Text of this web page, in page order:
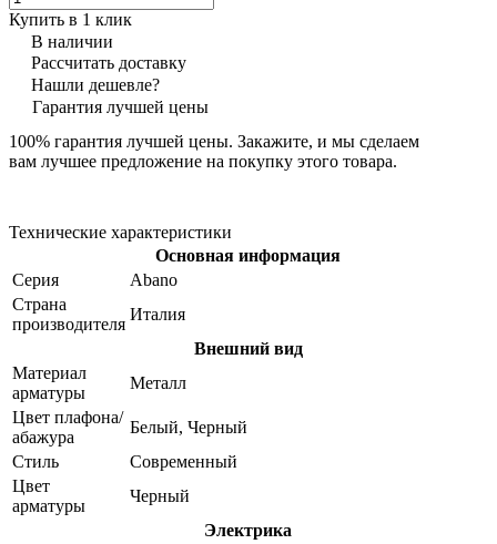
Купить в 1 клик
В наличии
Рассчитать доставку
Нашли дешевле?
Гарантия лучшей цены
100% гарантия лучшей цены. Закажите, и мы сделаем
вам лучшее предложение на покупку этого товара.
Технические характеристики
Основная информация
Серия
Abano
Страна
производителя
Италия
Внешний вид
Материал
арматуры
Металл
Цвет плафона/
абажура
Белый, Черный
Стиль
Современный
Цвет
арматуры
Черный
Электрика